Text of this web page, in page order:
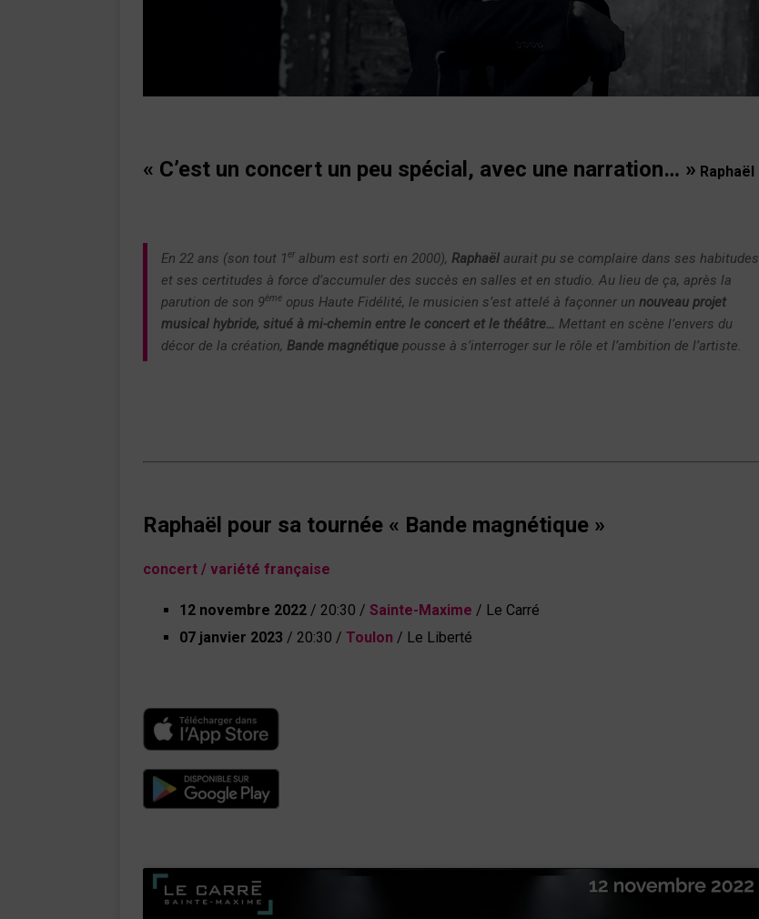
« C’est un concert un peu spécial, avec une narration… » Raphaël
En 22 ans (son tout 1er album est sorti en 2000), Raphaël aurait pu se complaire dans ses habitudes
et ses certitudes à force d’accumuler des succès en salles et en studio. Au lieu de ça, après la
parution de son 9ème opus Haute Fidélité, le musicien s’est attelé à façonner un nouveau projet
musical hybride, situé à mi-chemin entre le concert et le théâtre… Mettant en scène l’envers du
décor de la création, Bande magnétique pousse à s’interroger sur le rôle et l’ambition de l’artiste.
Raphaël pour sa tournée « Bande magnétique »
concert / variété française
12 novembre 2022 / 20:30 / Sainte-Maxime / Le Carré
07 janvier 2023 / 20:30 / Toulon / Le Liberté